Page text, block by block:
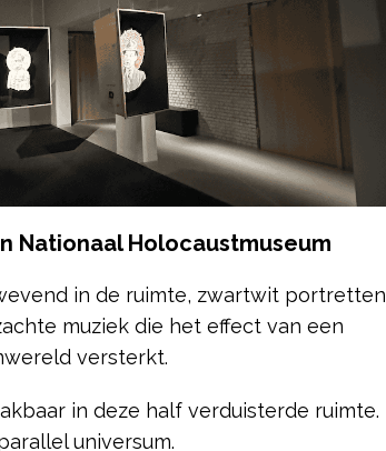
Nationaal Holocaustmuseum
in de ruimte, zwartwit portretten
muziek die het effect van een
versterkt.
in deze half verduisterde ruimte.
universum.